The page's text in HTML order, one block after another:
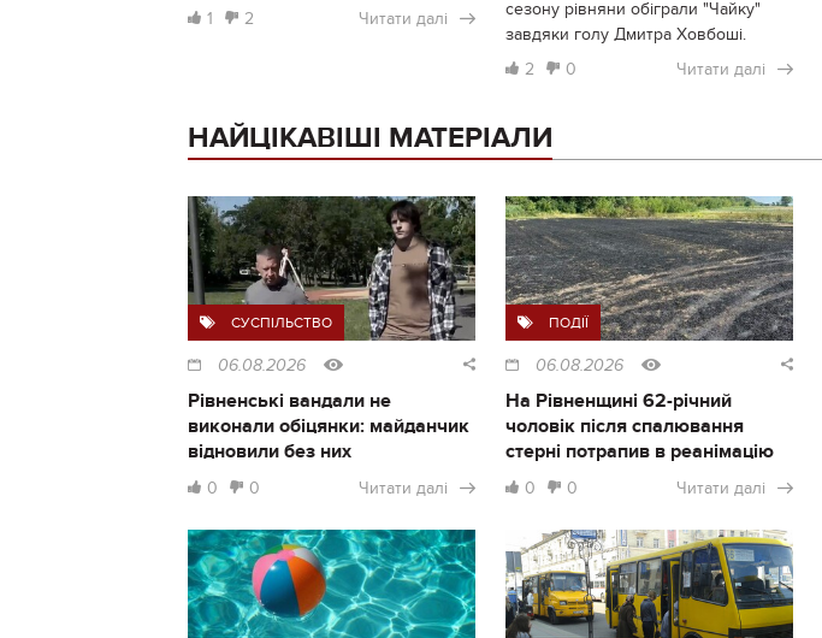
1
2 Читати далі
сезону рівняни обіграли "Чайку"
завдяки голу Дмитра Ховбоші.
2
0 Читати далі
НАЙЦІКАВІШІ МАТЕРІАЛИ
СУСПІЛЬСТВО
06.08.2026
Рівненські вандали не
виконали обіцянки: майданчик
відновили без них
0 0 Читати далі
ПОДІЇ
06.08.2026
На Рівненщині 62-річний
чоловік після спалювання
стерні потрапив в реанімацію
0 0 Читати далі